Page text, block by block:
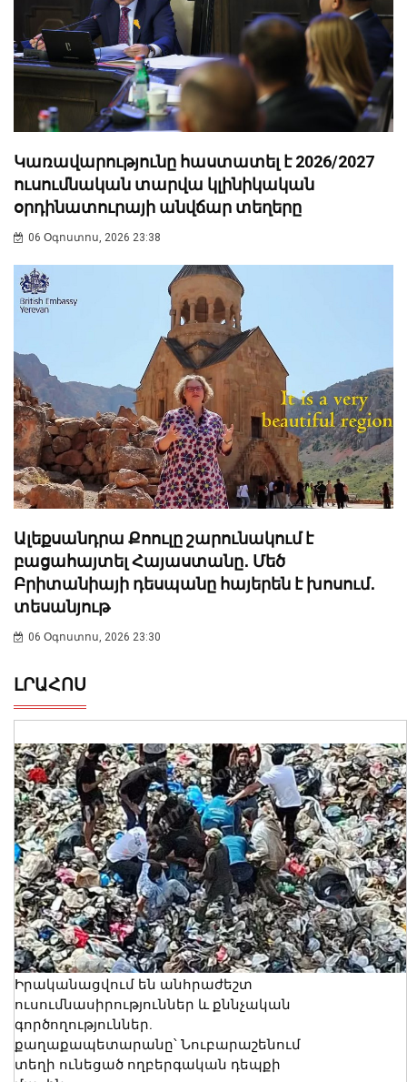
Կառավարությունը հաստատել է 2026/2027
ուսումնական տարվա կլինիկական
օրդինատուրայի անվճար տեղերը
06 Օգոստոս, 2026 23:38
Ալեքսանդրա Քոուլը շարունակում է
բացահայտել Հայաստանը․ Մեծ
Բրիտանիայի դեսպանը հայերեն է խոսում․
տեսանյութ
06 Օգոստոս, 2026 23:30
ԼՐԱՀՈՍ
Իրականացվում են անհրաժեշտ
ուսումնասիրություններ և քննչական
գործողություններ.
քաղաքապետարանը՝ Նուբարաշենում
տեղի ունեցած ողբերգական դեպքի